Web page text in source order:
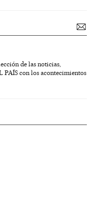
de las noticias,
PAÍS con los acontecimientos